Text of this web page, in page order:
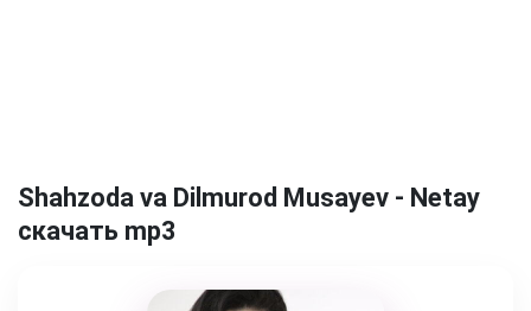
Shahzoda va Dilmurod Musayev - Netay
скачать mp3